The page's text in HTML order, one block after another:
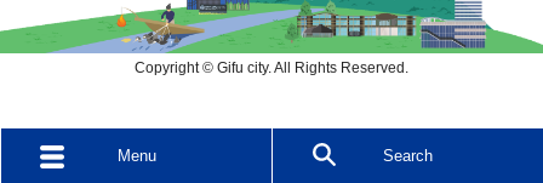
Menu Search
Copyright © Gifu city. All Rights Reserved.